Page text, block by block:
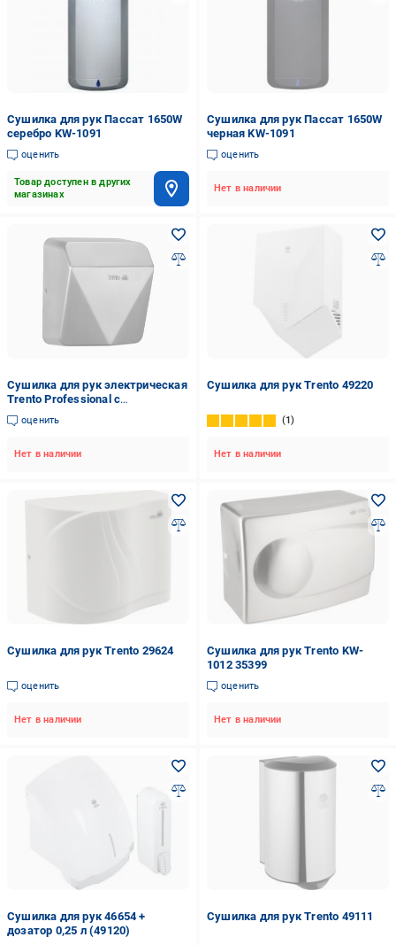
Сушилка для рук Пассат 1650W
серебро KW-1091
оценить
Товар доступен в других
магазинах
Сушилка для рук Пассат 1650W
черная KW-1091
оценить
Нет в наличии
Сушилка для рук электрическая
Trento Professional с
индикатором 1800W (58643)
оценить
Нет в наличии
Сушилка для рук Trento 49220
1
Нет в наличии
Сушилка для рук Trento 29624
оценить
Нет в наличии
Сушилка для рук Trento KW-
1012 35399
оценить
Нет в наличии
Сушилка для рук 46654 +
дозатор 0,25 л (49120)
Сушилка для рук Trento 49111